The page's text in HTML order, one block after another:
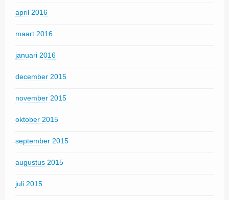
april 2016
maart 2016
januari 2016
december 2015
november 2015
oktober 2015
september 2015
augustus 2015
juli 2015